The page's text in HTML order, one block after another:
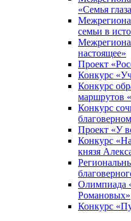
«Семья
семьи в
настоящее»
Проект
Конкурс
Конкурс
маршрутов
Конкурс
Проект «У
Конкурс
князя
Олимпиада
Романовых»
Конкурс